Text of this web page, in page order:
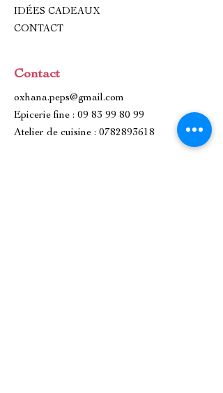
IDÉES CADEAUX
CONTACT
Contact
oxhana.peps@gmail.com
Epicerie fine : 09 83 99 80 99
Atelier de cuisine : 0782893618